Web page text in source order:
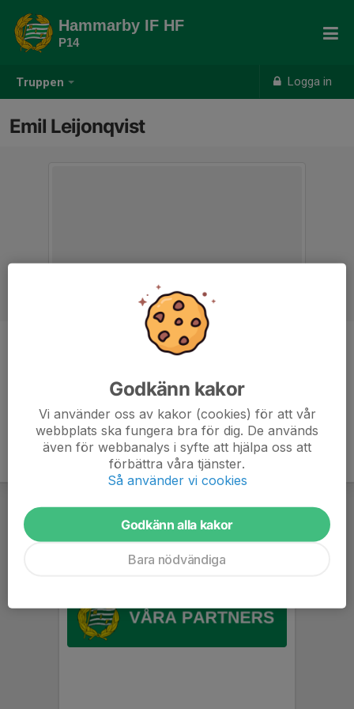
Truppen Logga in
Hammarby IF HF
P14
Emil Leijonqvist
Huvudtränare
Godkänn kakor
Vi använder oss av kakor (cookies) för att vår
webbplats ska fungera bra för dig. De används
även för webbanalys i syfte att hjälpa oss att
förbättra våra tjänster.
Så använder vi cookies
Godkänn alla kakor
Bara nödvändiga